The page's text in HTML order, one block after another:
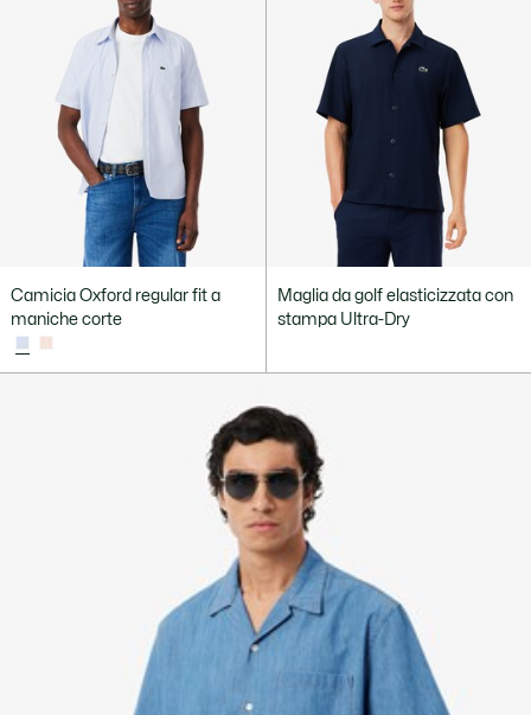
Camicia Oxford regular fit a
maniche corte
Maglia da golf elasticizzata con
stampa Ultra-Dry